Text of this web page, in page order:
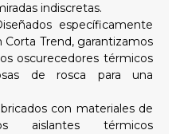
indiscretas.
específicamente
Corta Trend, garantizamos
oscurecedores térmicos
de rosca para una
con materiales de
aislantes térmicos